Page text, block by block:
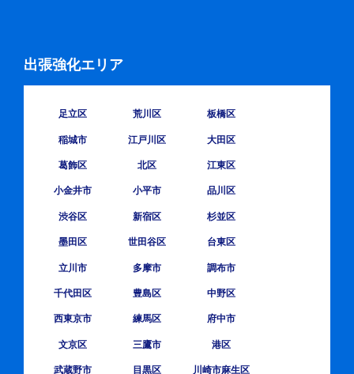
出張強化エリア
足立区 荒川区 板橋区
稲城市 江戸川区 大田区
葛飾区 北区 江東区
小金井市 小平市 品川区
渋谷区 新宿区 杉並区
墨田区 世田谷区 台東区
立川市 多摩市 調布市
千代田区 豊島区 中野区
西東京市 練馬区 府中市
文京区 三鷹市 港区
武蔵野市 目黒区 川崎市麻生区